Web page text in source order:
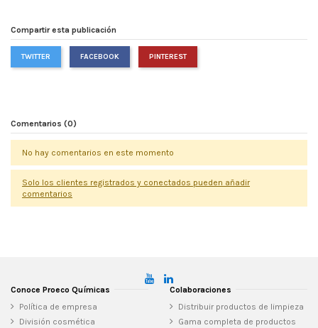
Compartir esta publicación
TWITTER FACEBOOK PINTEREST
Comentarios (0)
No hay comentarios en este momento
Solo los clientes registrados y conectados pueden añadir
comentarios
Conoce Proeco Químicas
Política de empresa
División cosmética
Colaboraciones
Distribuir productos de limpieza
Gama completa de productos